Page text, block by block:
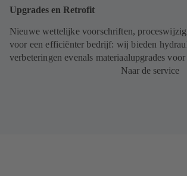
Upgrades en Retrofit
Nieuwe wettelijke voorschriften,
voor een efficiënter bedrijf: wij bieden
verbeteringen evenals materiaalupgrades
Naar de service